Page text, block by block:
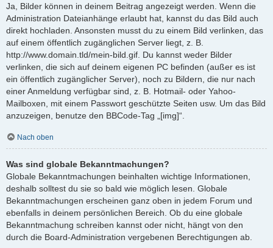
Ja, Bilder können in deinem Beitrag angezeigt werden. Wenn die
Administration Dateianhänge erlaubt hat, kannst du das Bild auch
direkt hochladen. Ansonsten musst du zu einem Bild verlinken, das
auf einem öffentlich zugänglichen Server liegt, z. B.
http://www.domain.tld/mein-bild.gif. Du kannst weder Bilder
verlinken, die sich auf deinem eigenen PC befinden (außer es ist
ein öffentlich zugänglicher Server), noch zu Bildern, die nur nach
einer Anmeldung verfügbar sind, z. B. Hotmail- oder Yahoo-
Mailboxen, mit einem Passwort geschützte Seiten usw. Um das Bild
anzuzeigen, benutze den BBCode-Tag „[img]“.
Nach oben
Was sind globale Bekanntmachungen?
Globale Bekanntmachungen beinhalten wichtige Informationen,
deshalb solltest du sie so bald wie möglich lesen. Globale
Bekanntmachungen erscheinen ganz oben in jedem Forum und
ebenfalls in deinem persönlichen Bereich. Ob du eine globale
Bekanntmachung schreiben kannst oder nicht, hängt von den
durch die Board-Administration vergebenen Berechtigungen ab.